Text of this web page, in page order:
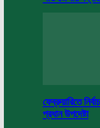
ফেব্রুয়ারিতে
প্রধান উপদেষ্টা